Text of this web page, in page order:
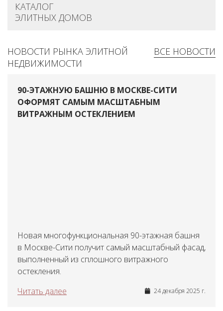
КАТАЛОГ
ЭЛИТНЫХ ДОМОВ
ВСЕ НОВОСТИ
НОВОСТИ РЫНКА ЭЛИТНОЙ
НЕДВИЖИМОСТИ
90-ЭТАЖНУЮ БАШНЮ В МОСКВЕ-СИТИ
ОФОРМЯТ САМЫМ МАСШТАБНЫМ
ВИТРАЖНЫМ ОСТЕКЛЕНИЕМ
Новая многофункциональная 90-этажная башня
в Москве-Сити получит самый масштабный фасад,
выполненный из сплошного витражного
остекления.
Читать далее
24 декабря 2025 г.